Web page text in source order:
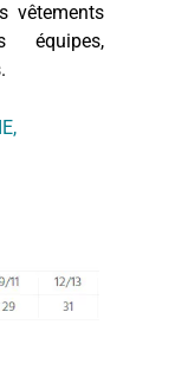
vêtements
équipes,
,